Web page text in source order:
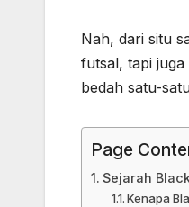
Nah, dari situ
futsal, tapi juga
bedah satu-
Page
Sejarah
Kenapa